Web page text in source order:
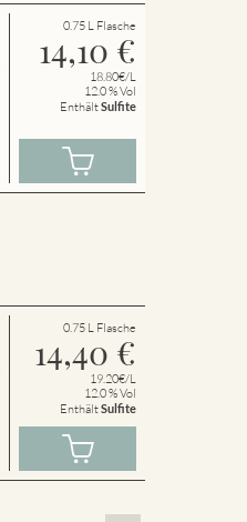
0.75 L Flasche
14,10 €
18.80€/L
12.0 % Vol
EnthältSulfite
0.75 L Flasche
14,40 €
19.20€/L
12.0 % Vol
EnthältSulfite